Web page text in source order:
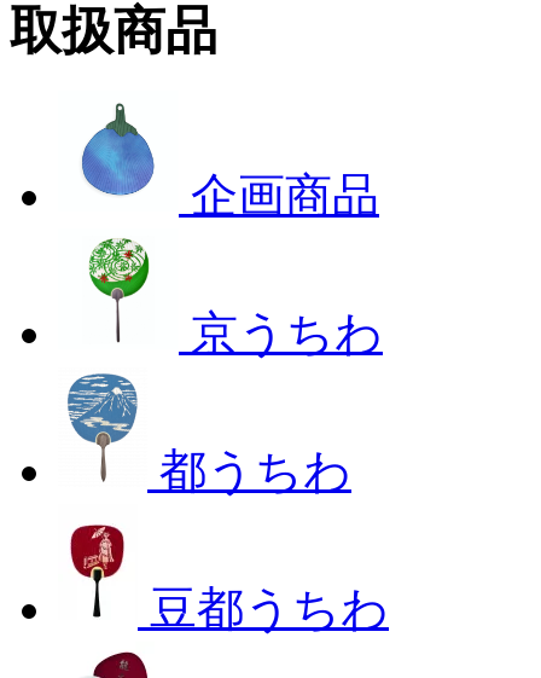
取扱商品
企画商品
京うちわ
都うちわ
豆都うちわ